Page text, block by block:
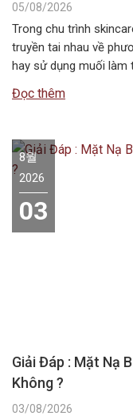
05/08/2026
Trong chu trình
truyền tai nhau về
hay sử dụng muối làm
các dòng mỹ phẩm
Đọc thêm
8월
2026
03
Giải Đáp : Mặt Nạ
Không ?
03/08/2026